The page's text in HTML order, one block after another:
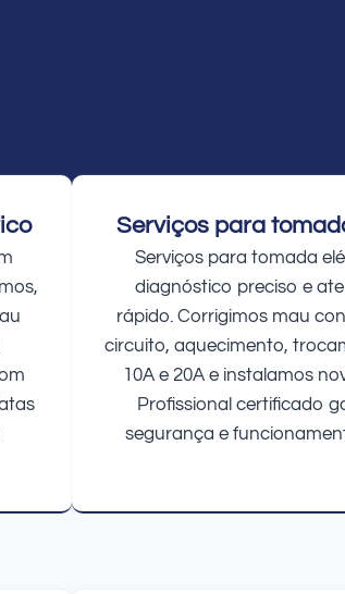
Serviços para
Serviços para tomada
diagnóstico preciso e
rápido. Corrigimos mau
circuito, aquecimento,
10A e 20A e instalamos
Profissional certificado
segurança e